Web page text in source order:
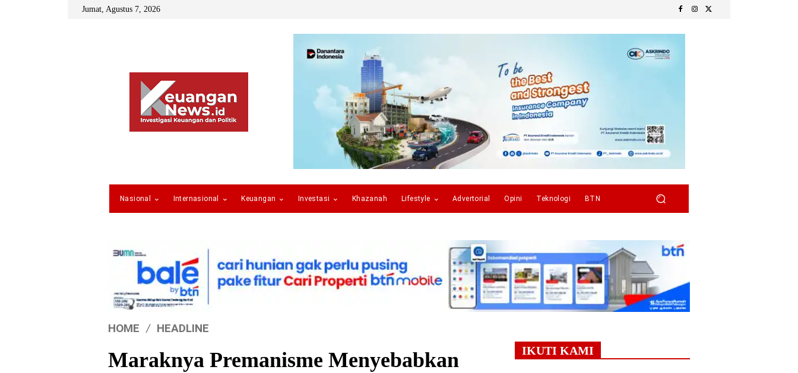
Jumat, Agustus 7, 2026
Nasional Internasional Keuangan Investasi Khazanah Lifestyle Advertorial Opini Teknologi BTN
HOME HEADLINE
Maraknya Premanisme Menyebabkan
IKUTI KAMI